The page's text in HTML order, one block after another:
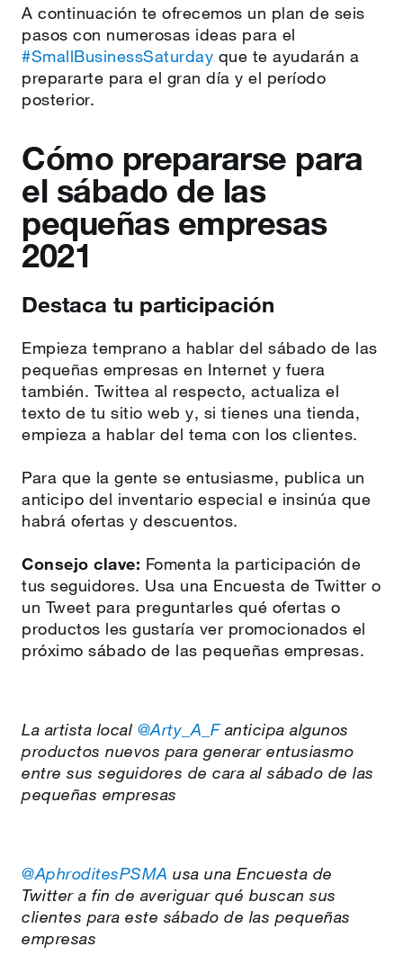
A continuación te ofrecemos un plan de seis
pasos con numerosas ideas para el
#SmallBusinessSaturday que te ayudarán a
prepararte para el gran día y el período
posterior.
Cómo prepararse para
el sábado de las
pequeñas empresas
2021
Destaca tu participación
Empieza temprano a hablar del sábado de las
pequeñas empresas en Internet y fuera
también. Twittea al respecto, actualiza el
texto de tu sitio web y, si tienes una tienda,
empieza a hablar del tema con los clientes.
Para que la gente se entusiasme, publica un
anticipo del inventario especial e insinúa que
habrá ofertas y descuentos.
Consejo clave: Fomenta la participación de
tus seguidores. Usa una Encuesta de Twitter o
un Tweet para preguntarles qué ofertas o
productos les gustaría ver promocionados el
próximo sábado de las pequeñas empresas.
La artista local @Arty_A_Fanticipa algunos
productos nuevos para generar entusiasmo
entre sus seguidores de cara al sábado de las
pequeñas empresas
@AphroditesPSMA usa una Encuesta de
Twitter a fin de averiguar qué buscan sus
clientes para este sábado de las pequeñas
empresas